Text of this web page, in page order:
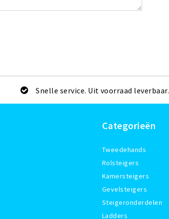
Snelle service. Uit voorraad leverbaar.
Categorieën
Tweedehands
Rolsteigers
Kamersteigers
Gevelsteigers
Steigeronderdelen
Ladders